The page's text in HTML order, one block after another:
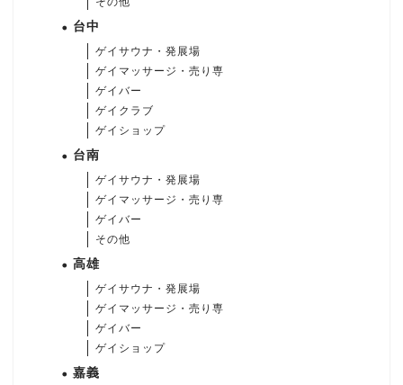
台中
ゲイサウナ・発展場
ゲイマッサージ・売り専
ゲイバー
ゲイクラブ
ゲイショップ
台南
ゲイサウナ・発展場
ゲイマッサージ・売り専
ゲイバー
その他
高雄
ゲイサウナ・発展場
ゲイマッサージ・売り専
ゲイバー
ゲイショップ
嘉義